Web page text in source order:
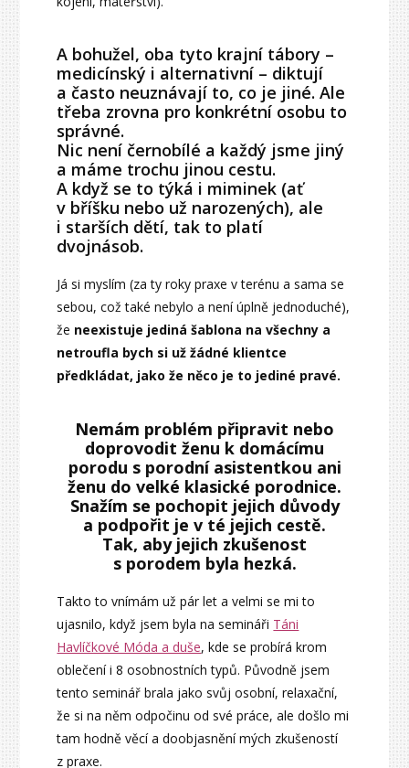
A bohužel, oba tyto krajní tábory –
medicínský i alternativní – diktují
a často neuznávají to, co je jiné. Ale
třeba zrovna pro konkrétní osobu to
správné.
Nic není černobílé a každý jsme jiný
a máme trochu jinou cestu.
A když se to týká i miminek (ať
v bříšku nebo už narozených), ale
i starších dětí, tak to platí
dvojnásob.
Já si myslím (za ty roky praxe v terénu a sama se
sebou, což také nebylo a není úplně jednoduché),
že neexistuje jediná šablona na všechny a
netroufla bych si už žádné klientce
předkládat, jako že něco je to jediné pravé.
Nemám problém připravit nebo
doprovodit ženu k domácímu
porodu s porodní asistentkou ani
ženu do velké klasické porodnice.
Snažím se pochopit jejich důvody
a podpořit je v té jejich cestě.
Tak, aby jejich zkušenost
s porodem byla hezká.
Takto to vnímám už pár let a velmi se mi to
ujasnilo, když jsem byla na semináři Táni
Havlíčkové Móda a duše, kde se probírá krom
oblečení i 8 osobnostních typů. Původně jsem
tento seminář brala jako svůj osobní, relaxační,
že si na něm odpočinu od své práce, ale došlo mi
tam hodně věcí a doobjasnění mých zkušeností
z praxe.